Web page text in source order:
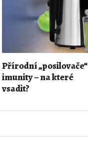
Přírodní „posilovače“
imunity – na které
vsadit?